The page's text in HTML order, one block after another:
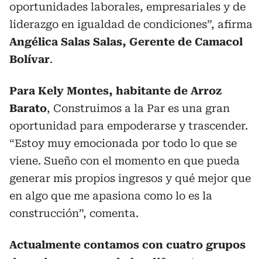
oportunidades laborales, empresariales y de
liderazgo en igualdad de condiciones”, afirma
Angélica Salas Salas, Gerente de Camacol
Bolívar.
Para Kely Montes, habitante de Arroz
Barato, Construimos a la Par es una gran
oportunidad para empoderarse y trascender.
“Estoy muy emocionada por todo lo que se
viene. Sueño con el momento en que pueda
generar mis propios ingresos y qué mejor que
en algo que me apasiona como lo es la
construcción”, comenta.
Actualmente contamos con cuatro grupos